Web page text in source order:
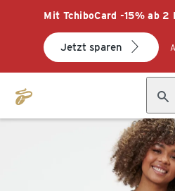
Mit TchiboCard -15% ab
Jetzt sparen